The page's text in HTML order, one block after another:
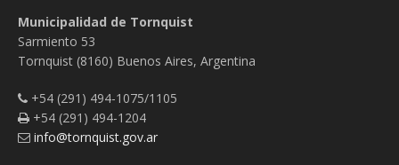
Municipalidad de Tornquist
Sarmiento 53
Tornquist (8160) Buenos Aires, Argentina
+54 (291) 494-1075/1105
+54 (291) 494-1204
info@tornquist.gov.ar